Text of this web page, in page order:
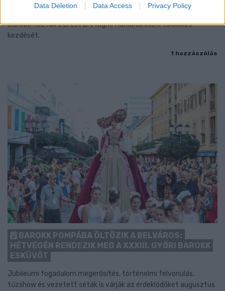
Data Deletion Data Access Privacy Policy
előrébb hozták a Brest Bretagne Handball elleni találkozó
kezdését.
1 hozzászólás
BAROKK POMPÁBA ÖLTÖZIK A BELVÁROS:
HÉTVÉGÉN RENDEZIK MEG A XXXIII. GYŐRI BAROKK
ESKÜVŐT
Jubileumi fogadalom megerősítés, történelmi felvonulás,
tűzshow és vezetett séták is várják az érdeklődőket augusztus